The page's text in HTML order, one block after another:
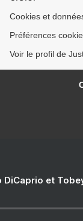
Cookies et
Préférences
Voir le profil de
DiCaprio et